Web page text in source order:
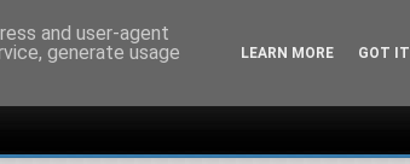
and user-agent
generate usage
LEARN MORE GOT IT